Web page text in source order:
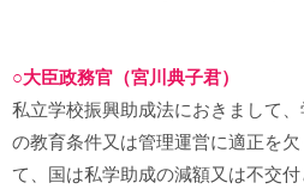
○大臣政務官（宮川典子君）
私立学校振興助成法におきまして
の教育条件又は管理運営に適正を
て、国は私学助成の減額又は不交